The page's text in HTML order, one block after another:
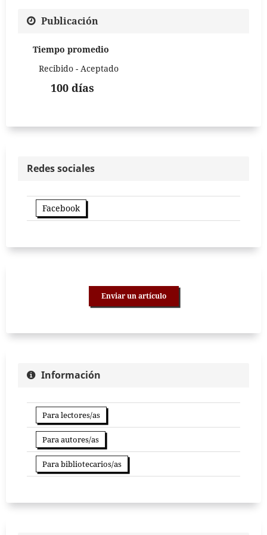
Publicación
Tiempo promedio
Recibido - Aceptado
100 días
Redes sociales
Facebook
Enviar un artículo
Información
Para lectores/as
Para autores/as
Para bibliotecarios/as